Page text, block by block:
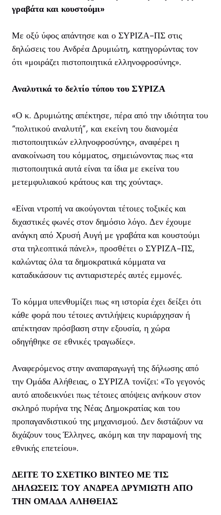
γραβάτα και κουστούμι»
Με οξύ ύφος απάντησε και ο ΣΥΡΙΖΑ-ΠΣ στις
δηλώσεις του Ανδρέα Δρυμιώτη, κατηγορώντας τον
ότι «μοιράζει πιστοποιητικά ελληνοφροσύνης».
Αναλυτικά το δελτίο τύπου του ΣΥΡΙΖΑ
«Ο κ. Δρυμιώτης απέκτησε, πέρα από την ιδιότητα του
“πολιτικού αναλυτή”, και εκείνη του διανομέα
πιστοποιητικών ελληνοφροσύνης», αναφέρει η
ανακοίνωση του κόμματος, σημειώνοντας πως «τα
πιστοποιητικά αυτά είναι τα ίδια με εκείνα του
μετεμφυλιακού κράτους και της χούντας».
«Είναι ντροπή να ακούγονται τέτοιες τοξικές και
διχαστικές φωνές στον δημόσιο λόγο. Δεν έχουμε
ανάγκη από Χρυσή Αυγή με γραβάτα και κουστούμι
στα τηλεοπτικά πάνελ», προσθέτει ο ΣΥΡΙΖΑ-ΠΣ,
καλώντας όλα τα δημοκρατικά κόμματα να
καταδικάσουν τις αντιαριστερές αυτές εμμονές.
Το κόμμα υπενθυμίζει πως «η ιστορία έχει δείξει ότι
κάθε φορά που τέτοιες αντιλήψεις κυριάρχησαν ή
απέκτησαν πρόσβαση στην εξουσία, η χώρα
οδηγήθηκε σε εθνικές τραγωδίες».
Αναφερόμενος στην αναπαραγωγή της δήλωσης από
την Ομάδα Αλήθειας, ο ΣΥΡΙΖΑ τονίζει: «Το γεγονός
αυτό αποδεικνύει πως τέτοιες απόψεις ανήκουν στον
σκληρό πυρήνα της Νέας Δημοκρατίας και του
προπαγανδιστικού της μηχανισμού. Δεν διστάζουν να
διχάζουν τους Έλληνες, ακόμη και την παραμονή της
εθνικής επετείου».
ΔΕΙΤΕ ΤΟ ΣΧΕΤΙΚΟ ΒΙΝΤΕΟ ΜΕ ΤΙΣ
ΔΗΛΩΣΕΙΣ ΤΟΥ ΑΝΔΡΕΑ ΔΡΥΜΙΩΤΗ ΑΠΟ
ΤΗΝ ΟΜΑΔΑ ΑΛΗΘΕΙΑΣ